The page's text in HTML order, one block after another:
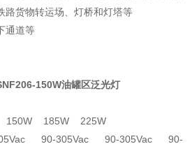
路货物转运场、灯桥和灯塔等
通道等
150W油罐区泛光灯
150W 185W 225W
90-305Vac 90-305Vac 90-